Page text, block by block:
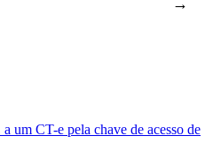
um CT-e pela chave de acesso de